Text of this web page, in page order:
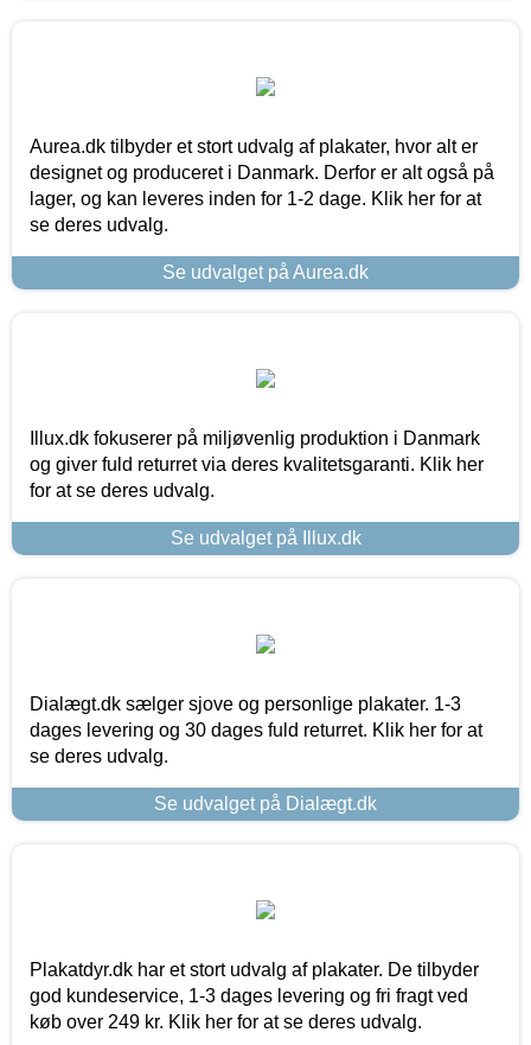
Aurea.dk tilbyder et stort udvalg af plakater, hvor alt er
designet og produceret i Danmark. Derfor er alt også på
lager, og kan leveres inden for 1-2 dage. Klik her for at
se deres udvalg.
Se udvalget på Aurea.dk
Illux.dk fokuserer på miljøvenlig produktion i Danmark
og giver fuld returret via deres kvalitetsgaranti. Klik her
for at se deres udvalg.
Se udvalget på Illux.dk
Dialægt.dk sælger sjove og personlige plakater. 1-3
dages levering og 30 dages fuld returret. Klik her for at
se deres udvalg.
Se udvalget på Dialægt.dk
Plakatdyr.dk har et stort udvalg af plakater. De tilbyder
god kundeservice, 1-3 dages levering og fri fragt ved
køb over 249 kr. Klik her for at se deres udvalg.